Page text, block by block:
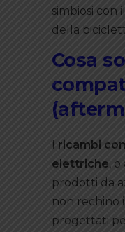
simbiosi con
della
Cosa
I ricambi
elettriche, o
prodotti da
non rechino
progettati